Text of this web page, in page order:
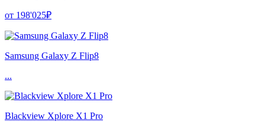
от 198'025₽
Samsung Galaxy Z Flip8
...
Blackview Xplore X1 Pro